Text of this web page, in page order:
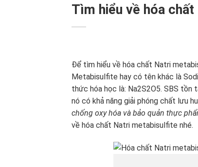
Tìm hiểu về hóa
Để tìm hiểu về hóa chất Natri
Metabisulfite hay có tên khác là
thức hóa học là: Na2S2O5. SBS tồn
nó có khả năng giải phóng chất lưu
chống oxy hóa và bảo quản thực
về hóa chất Natri metabisulfite nhé.